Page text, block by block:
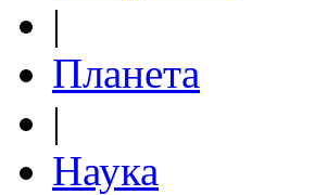
|
Планета
|
Наука